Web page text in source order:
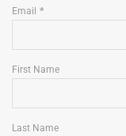
Email
First Name
Last Name